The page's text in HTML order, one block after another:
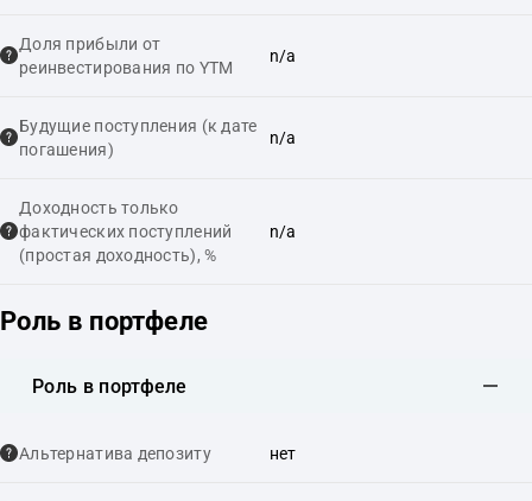
Доля прибыли от
реинвестирования по YTM
n/a
Будущие поступления (к дате
погашения)
n/a
Доходность только
фактических поступлений
(простая доходность), %
n/a
Роль в портфеле
Роль в портфеле
Альтернатива депозиту нет